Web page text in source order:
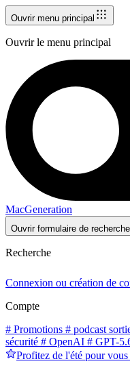
Ouvrir menu principal
Ouvrir le menu principal
MacGeneration
Ouvrir formulaire de recherche
Recherche
Connexion ou création de
Compte
# Promotions # podcast
sécurité # OpenAI # GPT-
Profitez de l'été pour